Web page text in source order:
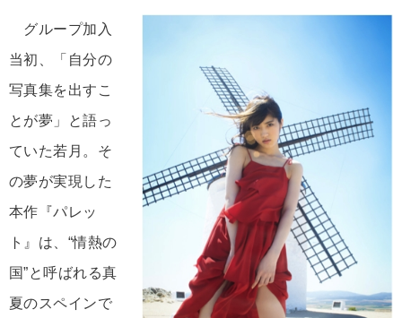
グループ加入
当初、「自分の
写真集を出すこ
とが夢」と語っ
ていた若月。そ
の夢が実現した
本作『パレッ
ト』は、“情熱の
国”と呼ばれる真
夏のスペインで